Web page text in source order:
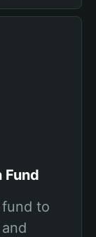
Fund
to